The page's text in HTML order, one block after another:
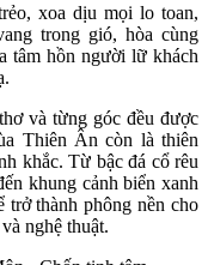
xoa dịu mọi lo toan,
trong gió, hòa cùng
tâm hồn người lữ khách
và từng góc đều được
Thiên Ân còn là thiên
khắc. Từ bậc đá cổ rêu
khung cảnh biển xanh
thành phông nền cho
nghệ thuật.